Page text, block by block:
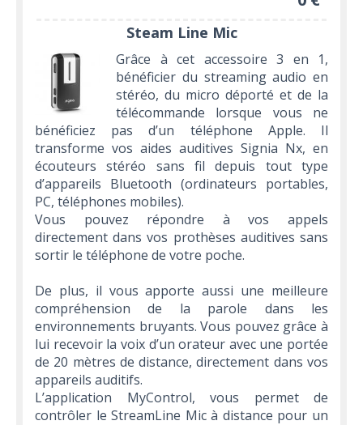
Steam Line Mic
Grâce à cet accessoire 3 en 1,
bénéficier du streaming audio en
stéréo, du micro déporté et de la
télécommande lorsque vous ne
bénéficiez pas d’un téléphone Apple. Il
transforme vos aides auditives Signia Nx, en
écouteurs stéréo sans fil depuis tout type
d’appareils Bluetooth (ordinateurs portables,
PC, téléphones mobiles).
Vous pouvez répondre à vos appels
directement dans vos prothèses auditives sans
sortir le téléphone de votre poche.
De plus, il vous apporte aussi une meilleure
compréhension de la parole dans les
environnements bruyants. Vous pouvez grâce à
lui recevoir la voix d’un orateur avec une portée
de 20 mètres de distance, directement dans vos
appareils auditifs.
L’application MyControl, vous permet de
contrôler le StreamLine Mic à distance pour un